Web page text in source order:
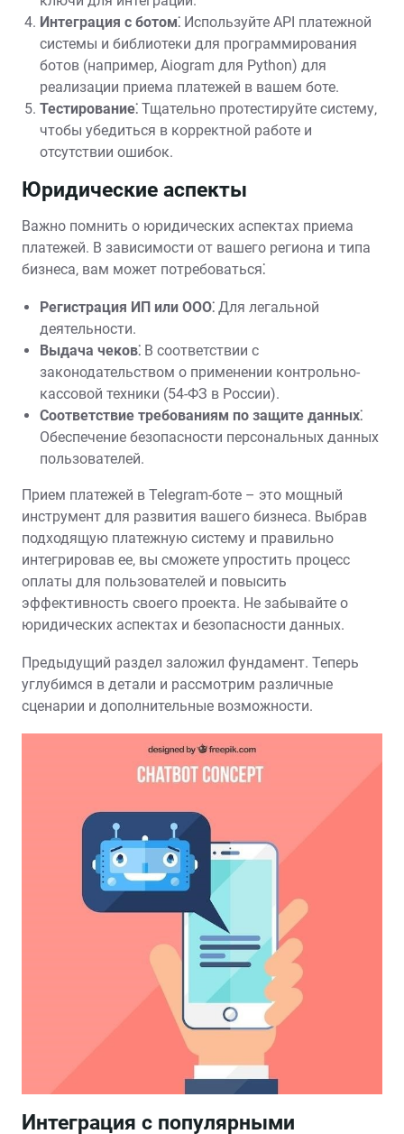
Интеграция с ботом⁚ Используйте API платежной
системы и библиотеки для программирования
ботов (например‚ Aiogram для Python) для
реализации приема платежей в вашем боте.
Тестирование⁚ Тщательно протестируйте систему‚
чтобы убедиться в корректной работе и
отсутствии ошибок.
Юридические аспекты
Важно помнить о юридических аспектах приема
платежей. В зависимости от вашего региона и типа
бизнеса‚ вам может потребоваться⁚
Регистрация ИП или ООО⁚ Для легальной
деятельности.
Выдача чеков⁚ В соответствии с
законодательством о применении контрольно-
кассовой техники (54-ФЗ в России).
Соответствие требованиям по защите данных⁚
Обеспечение безопасности персональных данных
пользователей.
Прием платежей в Telegram-боте – это мощный
инструмент для развития вашего бизнеса. Выбрав
подходящую платежную систему и правильно
интегрировав ее‚ вы сможете упростить процесс
оплаты для пользователей и повысить
эффективность своего проекта. Не забывайте о
юридических аспектах и безопасности данных.
Предыдущий раздел заложил фундамент. Теперь
углубимся в детали и рассмотрим различные
сценарии и дополнительные возможности.
Интеграция с популярными